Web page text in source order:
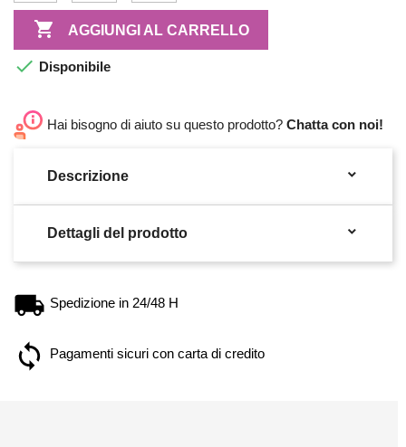
 AGGIUNGI AL CARRELLO
 Disponibile
Hai bisogno di aiuto su questo prodotto? Chatta con noi!
Descrizione 
Dettagli del prodotto 
Spedizione in 24/48 H
Pagamenti sicuri con carta di credito